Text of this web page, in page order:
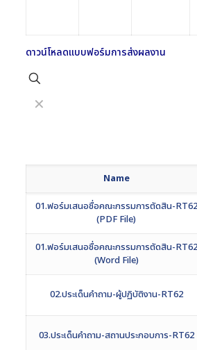
ดาวน์โหลดแบบฟอร์มการส่งผลงาน
✕
Name
01.ฟอร์มเสนอชื่อคณะกรรมการตัดสิน-RT62
(PDF File)
01.ฟอร์มเสนอชื่อคณะกรรมการตัดสิน-RT62
(Word File)
02.ประเด็นคำถาม-ผู้ปฏิบัติงาน-RT62
03.ประเด็นคำถาม-สถานประกอบการ-RT62